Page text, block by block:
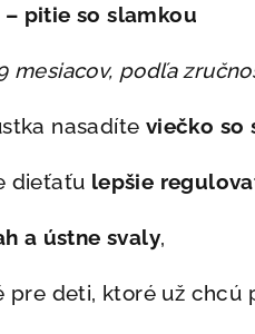
pitie so slamkou
mesiacov, podľa
nasadíte viečko so
dieťaťu lepšie
a ústne svaly,
pre deti, ktoré už chcú